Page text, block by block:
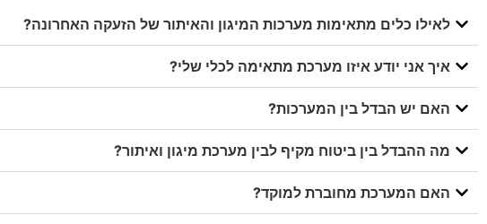
לאילו כלים מתאימות מערכות המיגון והאיתור של הזעקה האחרונה?
איך אני יודע איזו מערכת מתאימה לכלי שלי?
האם יש הבדל בין המערכות?
מה ההבדל בין ביטוח מקיף לבין מערכת מיגון ואיתור?
האם המערכת מחוברת למוקד?